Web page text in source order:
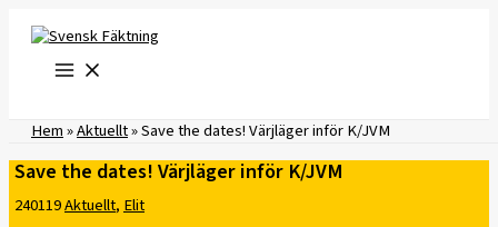
innehåll
Hem»Aktuellt»Save the dates! Värjläger inför K/JVM
Save the dates! Värjläger inför K/JVM
240119Aktuellt,Elit